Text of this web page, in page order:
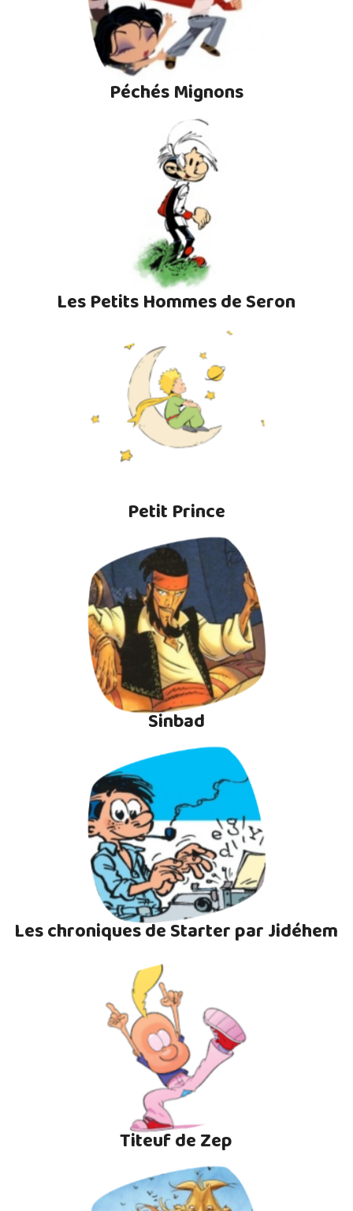
Péchés Mignons
Les Petits Hommes de Seron
Petit Prince
Sinbad
Les chroniques de Starter par Jidéhem
Titeuf de Zep